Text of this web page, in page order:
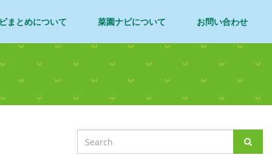
まとめについて 菜園ナビについて お問い合わせ